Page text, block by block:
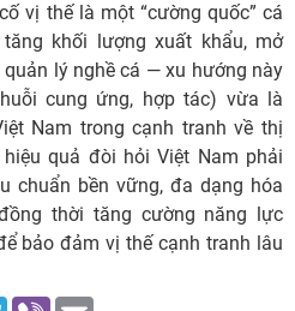
vị thế là một “cường quốc” cá
khối lượng xuất khẩu, mở
lý nghề cá — xu hướng này
cung ứng, hợp tác) vừa là
Nam trong cạnh tranh về thị
quả đòi hỏi Việt Nam phải
chuẩn bền vững, đa dạng hóa
thời tăng cường năng lực
bảo đảm vị thế cạnh tranh lâu
Telegram
Viber